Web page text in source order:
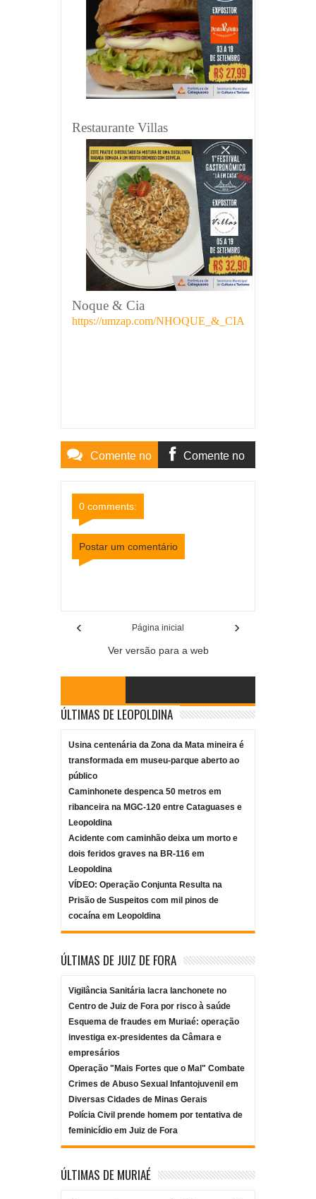
Restaurante Villas
Noque & Cia
https://umzap.com/NHOQUE_&_CIA
Comente no Comente no
0 comments:
Postar um comentário
‹ ›
Página inicial
Ver versão para a web
ÚLTIMAS DE LEOPOLDINA
Usina centenária da Zona da Mata mineira é
transformada em museu-parque aberto ao
público
Caminhonete despenca 50 metros em
ribanceira na MGC-120 entre Cataguases e
Leopoldina
Acidente com caminhão deixa um morto e
dois feridos graves na BR-116 em
Leopoldina
VÍDEO: Operação Conjunta Resulta na
Prisão de Suspeitos com mil pinos de
cocaína em Leopoldina
ÚLTIMAS DE JUIZ DE FORA
Vigilância Sanitária lacra lanchonete no
Centro de Juiz de Fora por risco à saúde
Esquema de fraudes em Muriaé: operação
investiga ex-presidentes da Câmara e
empresários
Operação "Mais Fortes que o Mal" Combate
Crimes de Abuso Sexual Infantojuvenil em
Diversas Cidades de Minas Gerais
Polícia Civil prende homem por tentativa de
feminicídio em Juiz de Fora
ÚLTIMAS DE MURIAÉ